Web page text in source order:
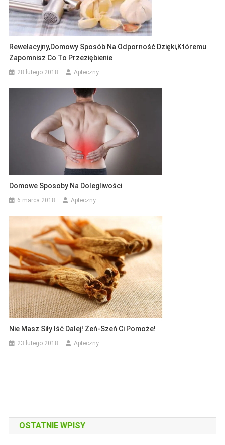
Rewelacyjny,domowy Sposób Na Odporność Dzięki,któremu
Zapomnisz Co To Przeziębienie
28 lutego 2018 Apteczny
Domowe Sposoby Na Dolegliwości
6 marca 2018 Apteczny
Nie Masz Siły Iść Dalej! Żeń-Szeń Ci Pomoże!
23 lutego 2018 Apteczny
OSTATNIE WPISY